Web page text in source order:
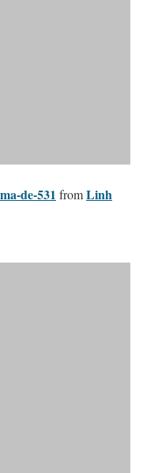
de-531 fromLinh